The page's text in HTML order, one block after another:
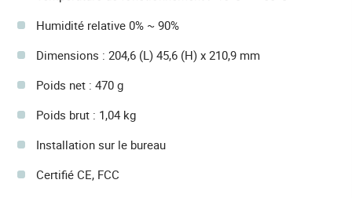
Humidité relative 0% ~ 90%
Dimensions : 204,6 (L) 45,6 (H) x 210,9 mm
Poids net : 470 g
Poids brut : 1,04 kg
Installation sur le bureau
Certifié CE, FCC